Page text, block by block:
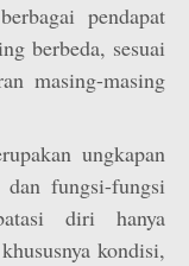
pendapat
berbeda, sesuai
masing-masing
ungkapan
fungsi-fungsi
diri hanya
kondisi,